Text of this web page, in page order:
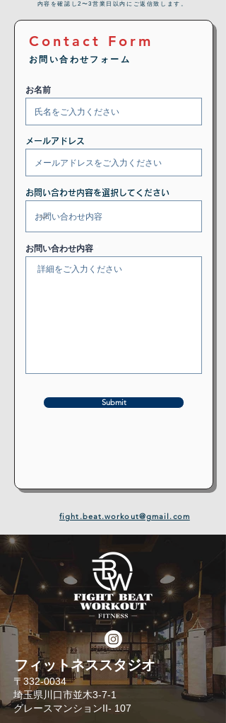
内容を確認し2〜3営業日以内にご返信致します。
Contact Form
お問い合わせフォーム
お名前
メールアドレス
お問い合わせ内容を選択してください
お問い合わせ内容
Submit
fight.beat.workout@gmail.com
​フィットネススタジオ
​〒332-0034
埼玉県川口市並木3-7-1
​グレースマンションII- 107